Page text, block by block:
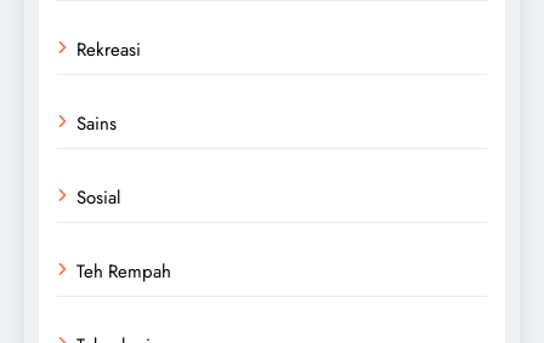
Rekreasi
Sains
Sosial
Teh Rempah